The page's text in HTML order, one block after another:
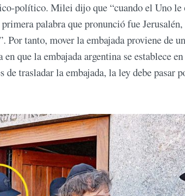
político. Milei dijo que “cuando el Uno le
palabra que pronunció fue
Por tanto, mover la embajada proviene de
que la embajada argentina se establece
trasladar la embajada, la ley debe pasar